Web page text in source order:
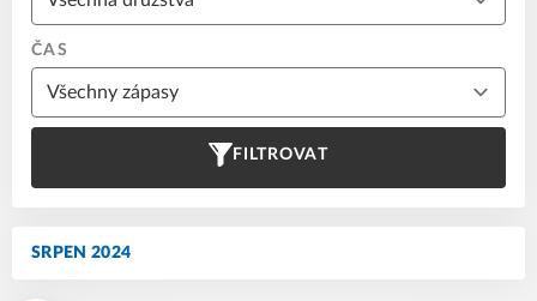
ČAS
FILTROVAT
SRPEN 2024